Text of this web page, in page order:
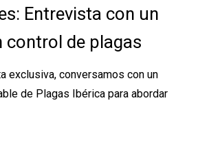
Entrevista con un
control de plagas
exclusiva, conversamos con un
de Plagas Ibérica para abordar